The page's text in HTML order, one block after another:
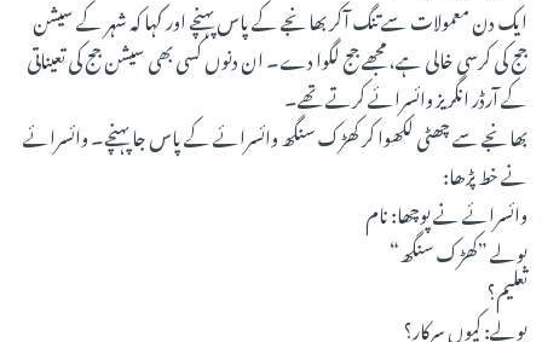
ایک دن معمولات سے تنگ آکر بھانجے کے پاس پہنچے اور کہا کہ شہر کے سیشن
جج کی کرسی خالی ہے، مجھے جج لگوا دے۔ ان دنوں کسی بھی سیشن جج کی تعیناتی
کے آرڈر انگریز وائسرائے کرتے تھے۔
بھانجے سے چھٹی لکھوا کر کھڑک سنگھ وائسرائے کے پاس جا پہنچے۔ وائسرائے
نے خط پڑھا:
وائسرائے نے پوچھا: نام
بولے ”کھڑک سنگھ“
تعلیم؟
بولے: کیوں سرکار؟